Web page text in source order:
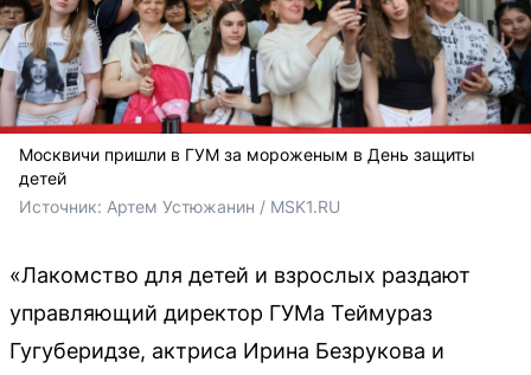
Москвичи пришли в ГУМ за мороженым в День защиты
детей
Источник: Артем Устюжанин / MSK1.RU
«Лакомство для детей и взрослых раздают
управляющий директор ГУМа Теймураз
Гугуберидзе, актриса Ирина Безрукова и